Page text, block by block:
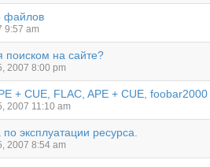
файлов
9:57 am
поиском на сайте?
2007 8:00 pm
+ CUE, FLAC, APE + CUE, foobar2000
2007 11:10 am
эксплуатации ресурса.
2007 8:54 am